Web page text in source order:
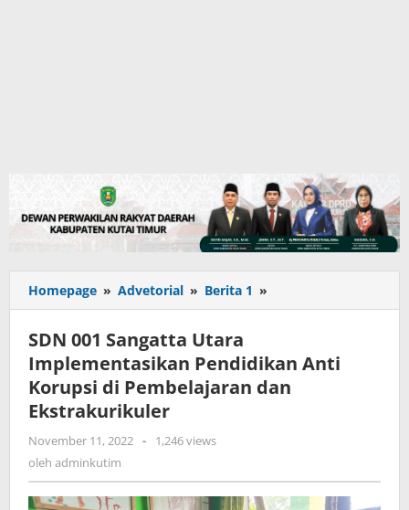
Homepage » Advetorial » Berita 1 »
001
Implementasikan
Pendidikan
dan
Ekstrakurikuler</
SDN 001 Sangatta Utara
Implementasikan Pendidikan Anti
Korupsi di Pembelajaran dan
Ekstrakurikuler
November 11, 2022 oleh
-
1,246 views
oleh adminkutim